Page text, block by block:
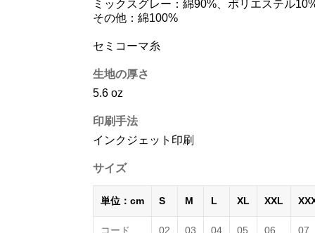
ミックスグレー：綿90%、ポリエステル
その他：綿100%
セミコーマ糸
生地の厚さ
5.6 oz
印刷手法
インクジェット印刷
サイズ
単位：cm S M L XL XXL
コード 02 03 04 05 06 07